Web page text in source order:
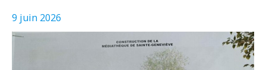
9 juin 2026